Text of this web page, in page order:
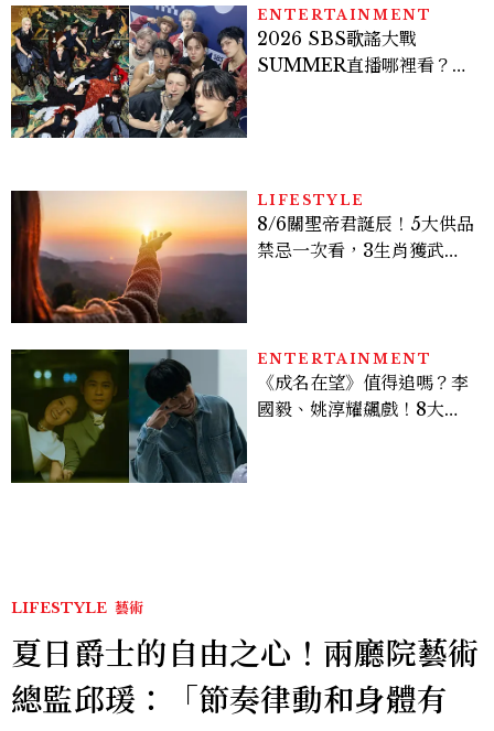
ENTERTAINMENT
2026 SBS歌謠大戰
SUMMER直播哪裡看？
LIFESTYLE
8/6關聖帝君誕辰！5大供品
禁忌一次看，3生肖獲武財
ENTERTAINMENT
《成名在望》值得追嗎？李
國毅、姚淳耀飆戲！8大看
LIFESTYLE 藝術
夏日爵士的自由之心！兩廳院藝術
總監邱瑗：「節奏律動和身體有